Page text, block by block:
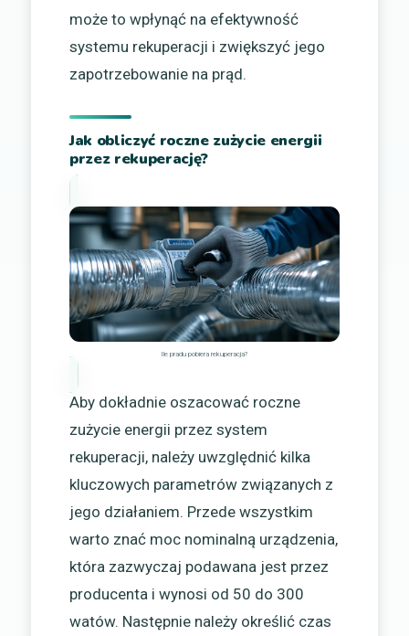
może to wpłynąć na efektywność
systemu rekuperacji i zwiększyć jego
zapotrzebowanie na prąd.
Jak obliczyć roczne zużycie energii
przez rekuperację?
Ile pradu pobiera rekuperacja?
Aby dokładnie oszacować roczne
zużycie energii przez system
rekuperacji, należy uwzględnić kilka
kluczowych parametrów związanych z
jego działaniem. Przede wszystkim
warto znać moc nominalną urządzenia,
która zazwyczaj podawana jest przez
producenta i wynosi od 50 do 300
watów. Następnie należy określić czas